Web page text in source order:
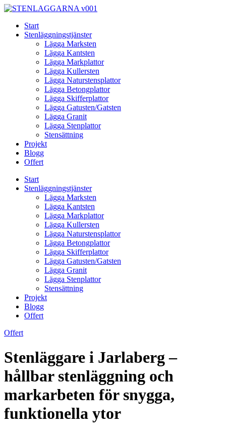
Skip
contentStart
Stenläggningstjänster
Lägga Marksten
Lägga Kantsten
Lägga Markplattor
Lägga Kullersten
Lägga Naturstensplattor
Lägga Betongplattor
Lägga Skifferplattor
Lägga Gatusten/Gatsten
Lägga Granit
Lägga Stenplattor
Stensättning
Projekt
Blogg
Offert
Start
Stenläggningstjänster
Lägga Marksten
Lägga Kantsten
Lägga Markplattor
Lägga Kullersten
Lägga Naturstensplattor
Lägga Betongplattor
Lägga Skifferplattor
Lägga Gatusten/Gatsten
Lägga Granit
Lägga Stenplattor
Stensättning
Projekt
Blogg
Offert
Offert
Stenläggare i Jarlaberg –
hållbar stenläggning och
markarbeten för snygga,
funktionella ytor